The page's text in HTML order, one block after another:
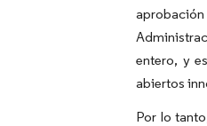
entero, y
abiertos
Por lo